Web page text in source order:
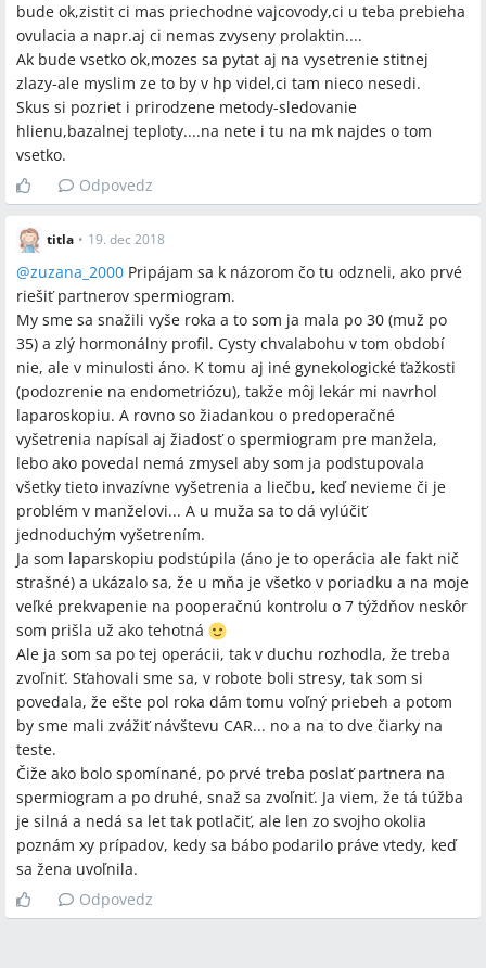
bude ok,zistit ci mas priechodne vajcovody,ci u teba prebieha
ovulacia a napr.aj ci nemas zvyseny prolaktin....
Ak bude vsetko ok,mozes sa pytat aj na vysetrenie stitnej
zlazy-ale myslim ze to by v hp videl,ci tam nieco nesedi.
Skus si pozriet i prirodzene metody-sledovanie
hlienu,bazalnej teploty....na nete i tu na mk najdes o tom
vsetko.
Odpovedz
titla • 19. dec 2018
@zuzana_2000 Pripájam sa k názorom čo tu odzneli, ako prvé
riešiť partnerov spermiogram.
My sme sa snažili vyše roka a to som ja mala po 30 (muž po
35) a zlý hormonálny profil. Cysty chvalabohu v tom období
nie, ale v minulosti áno. K tomu aj iné gynekologické ťažkosti
(podozrenie na endometriózu), takže môj lekár mi navrhol
laparoskopiu. A rovno so žiadankou o predoperačné
vyšetrenia napísal aj žiadosť o spermiogram pre manžela,
lebo ako povedal nemá zmysel aby som ja podstupovala
všetky tieto invazívne vyšetrenia a liečbu, keď nevieme či je
problém v manželovi... A u muža sa to dá vylúčiť
jednoduchým vyšetrením.
Ja som laparskopiu podstúpila (áno je to operácia ale fakt nič
strašné) a ukázalo sa, že u mňa je všetko v poriadku a na moje
veľké prekvapenie na pooperačnú kontrolu o 7 týždňov neskôr
som prišla už ako tehotná
Ale ja som sa po tej operácii, tak v duchu rozhodla, že treba
zvoľniť. Sťahovali sme sa, v robote boli stresy, tak som si
povedala, že ešte pol roka dám tomu voľný priebeh a potom
by sme mali zvážiť návštevu CAR... no a na to dve čiarky na
teste.
Čiže ako bolo spomínané, po prvé treba poslať partnera na
spermiogram a po druhé, snaž sa zvoľniť. Ja viem, že tá túžba
je silná a nedá sa let tak potlačiť, ale len zo svojho okolia
poznám xy prípadov, kedy sa bábo podarilo práve vtedy, keď
sa žena uvoľnila.
Odpovedz